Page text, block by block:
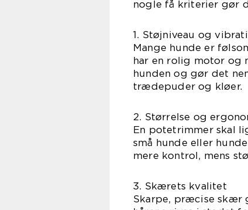
nogle få kriterier gør
1. Støjniveau og
Mange hunde er
har en rolig motor og
hunden og gør det
trædepuder og kløer.
2. Størrelse og
En potetrimmer skal
små hunde eller
mere kontrol, mens
3. Skærets kvalitet
Skarpe, præcise skær